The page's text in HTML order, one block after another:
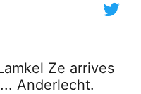
Ze arrives
Anderlecht.